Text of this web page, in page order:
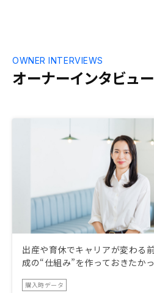
オーナーインタビュー
OWNER INTERVIEWS
出産や育休でキャリアが変わる
成の“仕組み”を作っておきたかっ
購入時データ